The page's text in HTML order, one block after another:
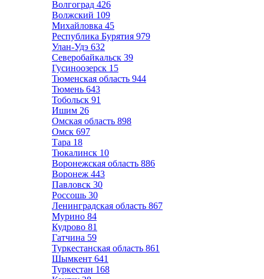
Волгоград 426
Волжский 109
Михайловка 45
Республика Бурятия 979
Улан-Удэ 632
Северобайкальск 39
Гусиноозерск 15
Тюменская область 944
Тюмень 643
Тобольск 91
Ишим 26
Омская область 898
Омск 697
Тара 18
Тюкалинск 10
Воронежская область 886
Воронеж 443
Павловск 30
Россошь 30
Ленинградская область 867
Мурино 84
Кудрово 81
Гатчина 59
Туркестанская область 861
Шымкент 641
Туркестан 168